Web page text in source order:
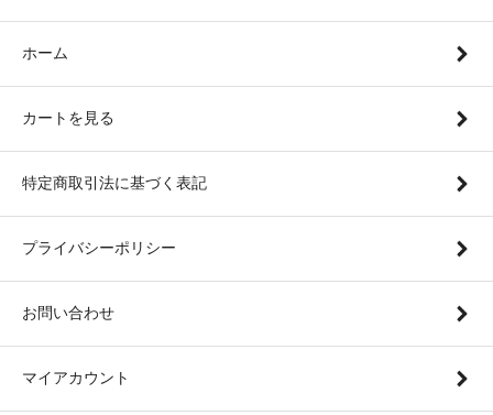
ホーム
カートを見る
特定商取引法に基づく表記
プライバシーポリシー
お問い合わせ
マイアカウント